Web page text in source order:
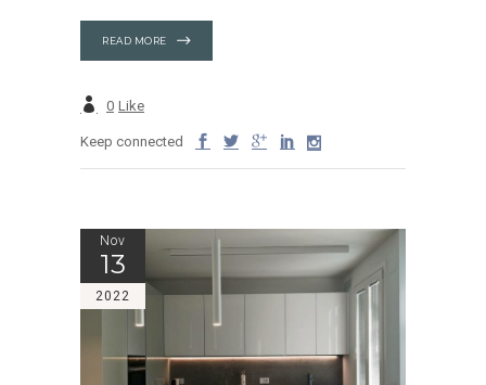
READ MORE
0 Like
Keep connected
Nov
13
2022